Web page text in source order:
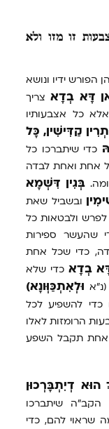
זו מזו ולא
הפורש ידיו ונושא
דָּא בְדָאצריך
כל אצבעותיו
קַדִּישִׁין, כָּל
כדי שיתברכו כל
אחת ואחת לבדה
בְּגִין דִּשְׁמָא
ובשביל שאת
ולבטאות כל
שהעשר ספירות
כדי שכל אחת
בְדָא כדי שלא
(נ"א וּלְאִתְכַּוְּונָא)
כדי להשפיע לכל
הרומזות לאלו
אחת תקבל השפע
הוּא דְיִתְבָּרְכוּן
הקב"ה שיתברכו
שראוי להם, כדי